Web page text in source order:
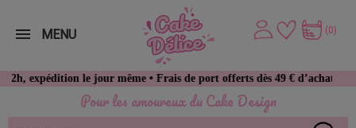
Pour les amoureux du Cake Design
le jour même • Frais de port offerts dès 49 € d’achat
(0)
MENU